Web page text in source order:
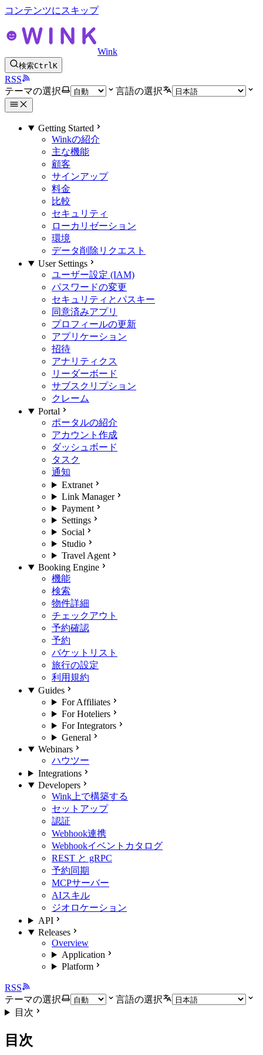
コンテンツにスキップ
Wink
検索CtrlK
RSS
テーマの選択
言語の選択
Getting Started
Winkの紹介
主な機能
顧客
サインアップ
料金
比較
セキュリティ
ローカリゼーション
環境
データ削除リクエスト
User Settings
ユーザー設定 (IAM)
パスワードの変更
セキュリティとパスキー
同意済みアプリ
プロフィールの更新
アプリケーション
招待
アナリティクス
リーダーボード
サブスクリプション
クレーム
Portal
ポータルの紹介
アカウント作成
ダッシュボード
タスク
通知
Extranet
Link Manager
Payment
Settings
Social
Studio
Travel Agent
Booking Engine
機能
検索
物件詳細
チェックアウト
予約確認
予約
バケットリスト
旅行の設定
利用規約
Guides
For Affiliates
For Hoteliers
For Integrators
General
Webinars
ハウツー
Integrations
Developers
Wink上で構築する
セットアップ
認証
Webhook連携
Webhookイベントカタログ
REST と gRPC
予約同期
MCPサーバー
AIスキル
ジオロケーション
API
Releases
Overview
Application
Platform
RSS
テーマの選択
言語の選択
目次
目次